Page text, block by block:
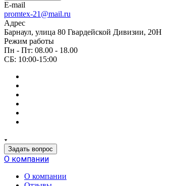
E-mail
promtex-21@mail.ru
Адрес
Барнаул, улица 80 Гвардейской Дивизии, 20Н
Режим работы
Пн - Пт: 08.00 - 18.00
СБ: 10:00-15:00
Задать вопрос
О компании
О компании